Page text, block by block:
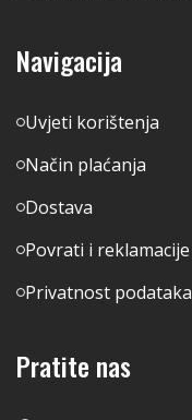
Navigacija
Uvjeti korištenja
Način plaćanja
Dostava
Povrati i reklamacije
Privatnost podataka
Pratite nas